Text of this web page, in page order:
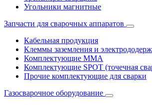
Угольники магнитные
Запчасти для сварочных аппаратов
Кабельная продукция
Клеммы заземления и
Комплектующие ММА
Комплектующие SPOT (точечная
Прочие комплектующие для сварки
Газосварочное оборудование